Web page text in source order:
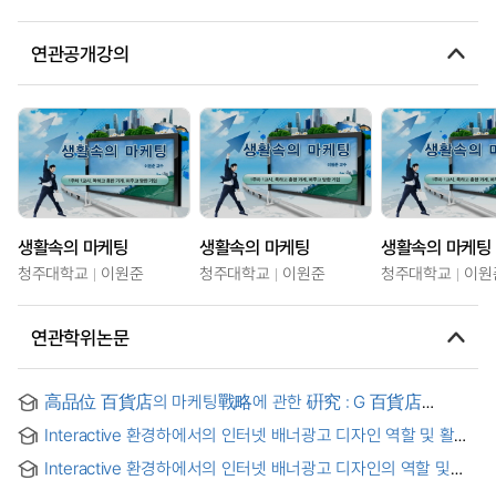
연관공개강의
생활속의 마케팅
청주대학교 이원준
생활속의 마케팅
청주대학교 이원준
생활속의 마케팅
청주대학교 이
연관학위논문
高品位 百貨店의 마케팅戰略에 관한 硏究 : G 百貨店
利用者의 消費行態를 중심으로
Interactive 환경하에서의 인터넷 배너광고 디자인 역할 및 활용
Interactive 환경하에서의 인터넷 배너광고 디자인의 역할 및